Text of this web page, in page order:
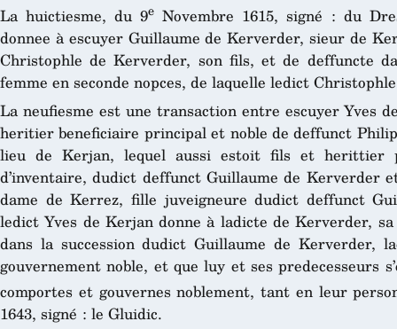
La huictiesme, du 9e Novembre 1615, signé : du
donnee à escuyer Guillaume de Kerverder, sieur de
Christophle de Kerverder, son fils, et de deffuncte
femme en seconde nopces, de laquelle ledict
La neufiesme est une transaction entre escuyer Yves
heritier beneficiaire principal et noble de deffunct
lieu de Kerjan, lequel aussi estoit fils et herittier
d’inventaire, dudict deffunct Guillaume de Kerverder
dame de Kerrez, fille juveigneure dudict deffunct
ledict Yves de Kerjan donne à ladicte de Kerverder,
dans la succession dudict Guillaume de Kerverder,
gouvernement noble, et que luy et ses predecesseurs
comportes et gouvernes noblement, tant en leur
1643, signé : le Gluidic.